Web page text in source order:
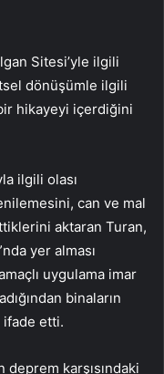
Sitesi’yle ilgili
dönüşümle ilgili
hikayeyi içerdiğini
ilgili olası
can ve mal
aktaran Turan,
yer alması
uygulama imar
binaların
etti.
karşısındaki